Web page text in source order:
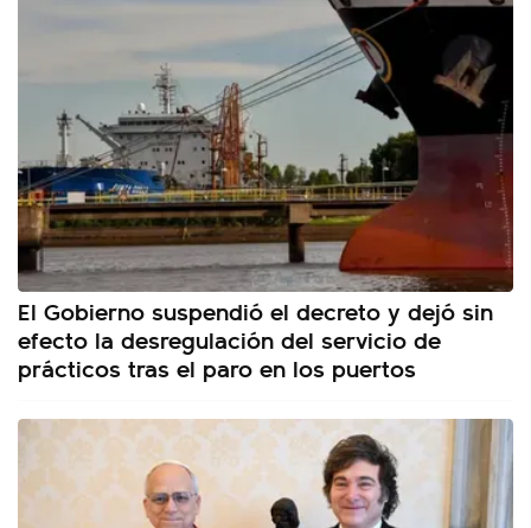
El Gobierno suspendió el decreto y dejó sin
efecto la desregulación del servicio de
prácticos tras el paro en los puertos